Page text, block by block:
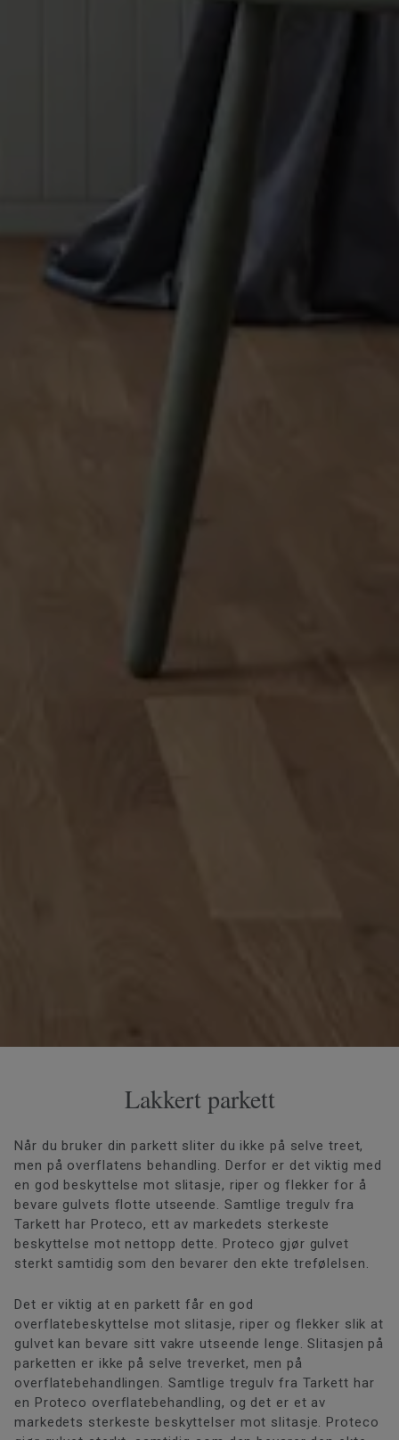
Lakkert parkett
Når du bruker din parkett sliter du ikke på selve treet,
men på overflatens behandling. Derfor er det viktig med
en god beskyttelse mot slitasje, riper og flekker for å
bevare gulvets flotte utseende. Samtlige tregulv fra
Tarkett har Proteco, ett av markedets sterkeste
beskyttelse mot nettopp dette. Proteco gjør gulvet
sterkt samtidig som den bevarer den ekte trefølelsen.
Det er viktig at en parkett får en god
overflatebeskyttelse mot slitasje, riper og flekker slik at
gulvet kan bevare sitt vakre utseende lenge. Slitasjen på
parketten er ikke på selve treverket, men på
overflatebehandlingen. Samtlige tregulv fra Tarkett har
en Proteco overflatebehandling, og det er et av
markedets sterkeste beskyttelser mot slitasje. Proteco